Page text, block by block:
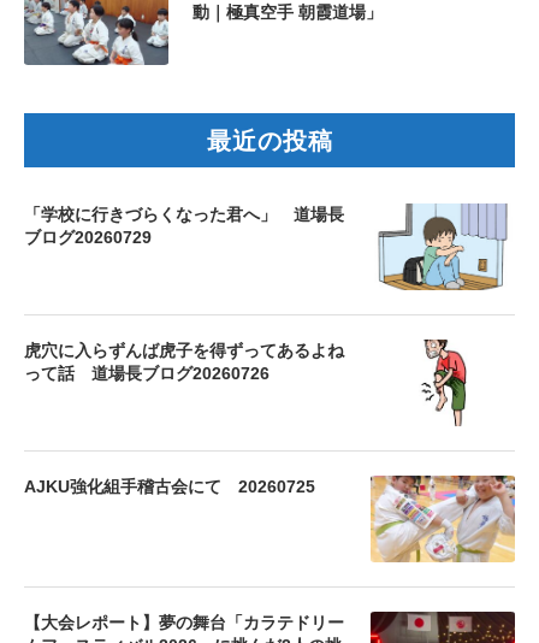
動｜極真空手 朝霞道場」
最近の投稿
「学校に行きづらくなった君へ」 道場長
ブログ20260729
虎穴に入らずんば虎子を得ずってあるよね
って話 道場長ブログ20260726
AJKU強化組手稽古会にて 20260725
【大会レポート】夢の舞台「カラテドリー